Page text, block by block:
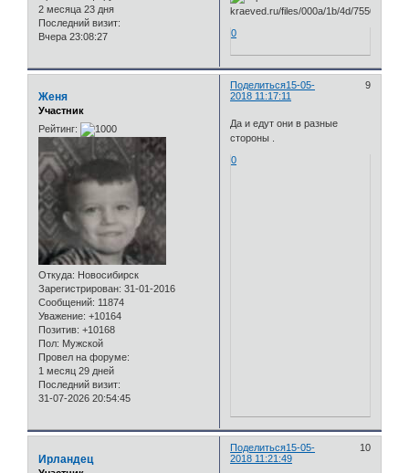
2 месяца 23 дня
Последний визит:
Вчера 23:08:27
0
Поделиться 9
15-05-
2018 11:17:11
Женя
Участник
Рейтинг:
Откуда: Новосибирск
Зарегистрирован: 31-01-2016
Сообщений: 11874
Уважение: +10164
Позитив: +10168
Пол: Мужской
Провел на форуме:
1 месяц 29 дней
Последний визит:
31-07-2026 20:54:45
Да и едут они в разные
стороны .
0
Поделиться 10
15-05-
2018 11:21:49
Ирландец